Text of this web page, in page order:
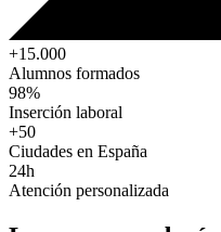
+15.000
Alumnos formados
98%
Inserción laboral
+50
Ciudades en España
24h
Atención personalizada